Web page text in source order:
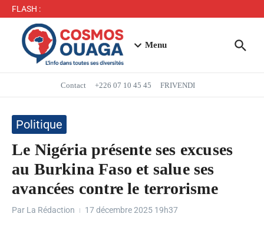
FLASH :
Mbappé entre dans l’histoire des Bleus
Menu
Contact +226 07 10 45 45 FRIVENDI
Politique
Le Nigéria présente ses excuses
au Burkina Faso et salue ses
avancées contre le terrorisme
Par La Rédaction 17 décembre 2025 19h37